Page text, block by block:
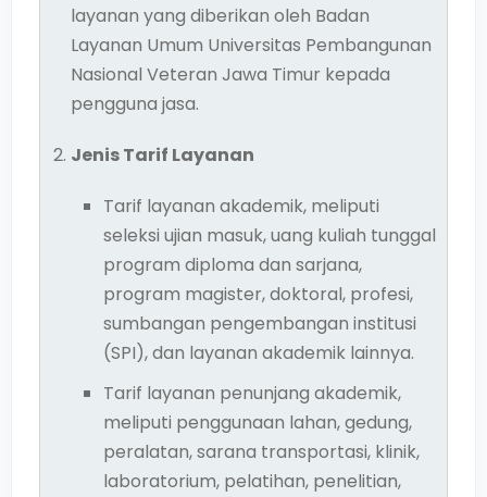
layanan yang diberikan oleh Badan
Layanan Umum Universitas Pembangunan
Nasional Veteran Jawa Timur kepada
pengguna jasa.
Jenis Tarif Layanan
Tarif layanan akademik, meliputi
seleksi ujian masuk, uang kuliah tunggal
program diploma dan sarjana,
program magister, doktoral, profesi,
sumbangan pengembangan institusi
(SPI), dan layanan akademik lainnya.
Tarif layanan penunjang akademik,
meliputi penggunaan lahan, gedung,
peralatan, sarana transportasi, klinik,
laboratorium, pelatihan, penelitian,